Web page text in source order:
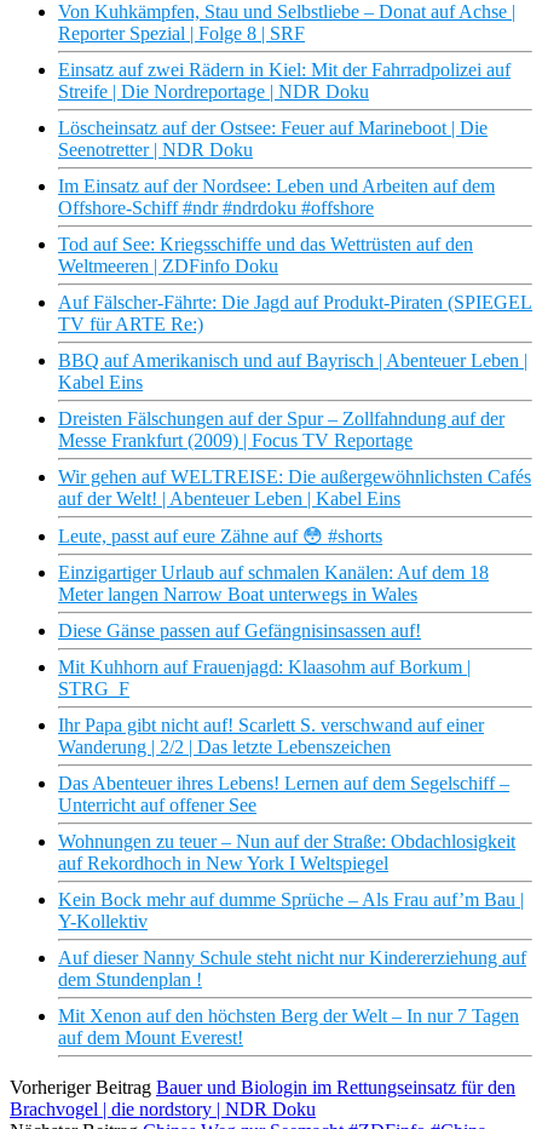
Von Kuhkämpfen, Stau und Selbstliebe – Donat auf Achse |
Reporter Spezial | Folge 8 | SRF
Einsatz auf zwei Rädern in Kiel: Mit der Fahrradpolizei auf
Streife | Die Nordreportage | NDR Doku
Löscheinsatz auf der Ostsee: Feuer auf Marineboot | Die
Seenotretter | NDR Doku
Im Einsatz auf der Nordsee: Leben und Arbeiten auf dem
Offshore-Schiff #ndr #ndrdoku #offshore
Tod auf See: Kriegsschiffe und das Wettrüsten auf den
Weltmeeren | ZDFinfo Doku
Auf Fälscher-Fährte: Die Jagd auf Produkt-Piraten (SPIEGEL
TV für ARTE Re:)
BBQ auf Amerikanisch und auf Bayrisch | Abenteuer Leben |
Kabel Eins
Dreisten Fälschungen auf der Spur – Zollfahndung auf der
Messe Frankfurt (2009) | Focus TV Reportage
Wir gehen auf WELTREISE: Die außergewöhnlichsten Cafés
auf der Welt! | Abenteuer Leben | Kabel Eins
Leute, passt auf eure Zähne auf 😳 #shorts
Einzigartiger Urlaub auf schmalen Kanälen: Auf dem 18
Meter langen Narrow Boat unterwegs in Wales
Diese Gänse passen auf Gefängnisinsassen auf!
Mit Kuhhorn auf Frauenjagd: Klaasohm auf Borkum |
STRG_F
Ihr Papa gibt nicht auf! Scarlett S. verschwand auf einer
Wanderung | 2/2 | Das letzte Lebenszeichen
Das Abenteuer ihres Lebens! Lernen auf dem Segelschiff –
Unterricht auf offener See
Wohnungen zu teuer – Nun auf der Straße: Obdachlosigkeit
auf Rekordhoch in New York I Weltspiegel
Kein Bock mehr auf dumme Sprüche – Als Frau auf’m Bau |
Y-Kollektiv
Auf dieser Nanny Schule steht nicht nur Kindererziehung auf
dem Stundenplan !
Mit Xenon auf den höchsten Berg der Welt – In nur 7 Tagen
auf dem Mount Everest!
Vorheriger Beitrag Bauer und Biologin im Rettungseinsatz für den
Brachvogel | die nordstory | NDR Doku